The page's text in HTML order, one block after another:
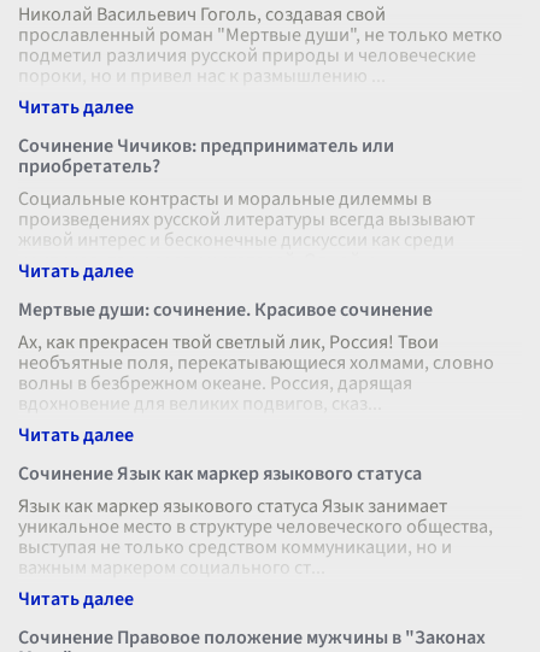
Николай Васильевич Гоголь, создавая свой
прославленный роман "Мертвые души", не только метко
подметил различия русской природы и человеческие
пороки, но и привел нас к размышлению
Сочинение Чичиков: предприниматель или
приобретатель?
Социальные контрасты и моральные дилеммы в
произведениях русской литературы всегда вызывают
живой интерес и бесконечные дискуссии как среди
критиков, так и среди читателей. Одной и
Мертвые души: сочинение. Красивое сочинение
Ах, как прекрасен твой светлый лик, Россия! Твои
необъятные поля, перекатывающиеся холмами, словно
волны в безбрежном океане. Россия, дарящая
вдохновение для великих подвигов, сказ
Сочинение Язык как маркер языкового статуса
Язык как маркер языкового статуса Язык занимает
уникальное место в структуре человеческого общества,
выступая не только средством коммуникации, но и
важным маркером социального ст
Сочинение Правовое положение мужчины в "Законах